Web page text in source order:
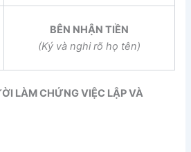
BÊN NHẬN TIỀN
(Ký và nghi rõ họ tên)
LÀM CHỨNG VIỆC LẬP VÀ